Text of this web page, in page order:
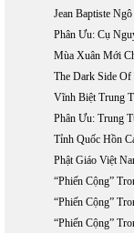
Phân Ưu: Cụ
The Dark Side Of
Vĩnh Biệt Trung
Phân Ưu: Trung
Tỉnh Quốc Hồn
Phật Giáo Việt
“Phiến Cộng”
“Phiến Cộng”
“Phiến Cộng”